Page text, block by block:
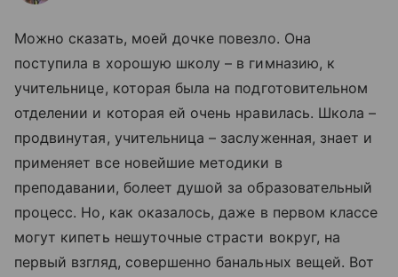
Можно сказать, моей дочке повезло. Она
поступила в хорошую школу – в гимназию, к
учительнице, которая была на подготовительном
отделении и которая ей очень нравилась. Школа –
продвинутая, учительница – заслуженная, знает и
применяет все новейшие методики в
преподавании, болеет душой за образовательный
процесс. Но, как оказалось, даже в первом классе
могут кипеть нешуточные страсти вокруг, на
первый взгляд, совершенно банальных вещей. Вот